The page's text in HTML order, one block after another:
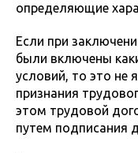
определяющие
Если при
были включены
условий, то это не
признания
этом трудовой
путем подписания